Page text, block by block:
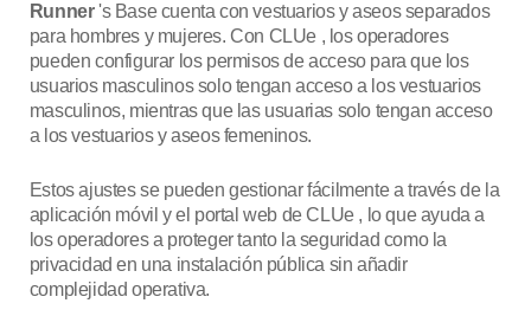
Runner's Base cuenta con vestuarios y aseos separados
para hombres y mujeres. Con CLUe , los operadores
pueden configurar los permisos de acceso para que los
usuarios masculinos solo tengan acceso a los vestuarios
masculinos, mientras que las usuarias solo tengan acceso
a los vestuarios y aseos femeninos.
Estos ajustes se pueden gestionar fácilmente a través de la
aplicación móvil y el portal web de CLUe , lo que ayuda a
los operadores a proteger tanto la seguridad como la
privacidad en una instalación pública sin añadir
complejidad operativa.